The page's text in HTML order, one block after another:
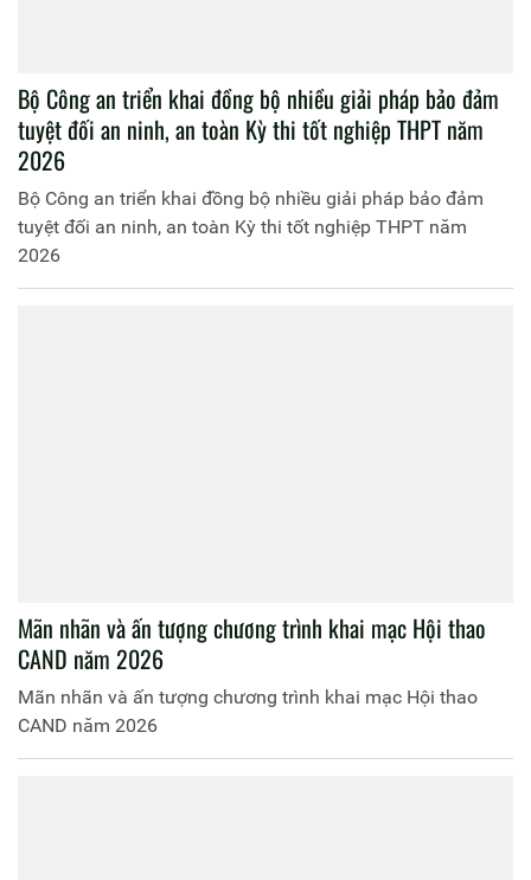
Bộ Công an triển khai đồng bộ nhiều giải pháp bảo đảm
tuyệt đối an ninh, an toàn Kỳ thi tốt nghiệp THPT năm
2026
Bộ Công an triển khai đồng bộ nhiều giải pháp bảo đảm
tuyệt đối an ninh, an toàn Kỳ thi tốt nghiệp THPT năm
2026
Mãn nhãn và ấn tượng chương trình khai mạc Hội thao
CAND năm 2026
Mãn nhãn và ấn tượng chương trình khai mạc Hội thao
CAND năm 2026